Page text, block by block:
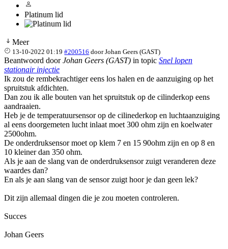
Platinum lid
Meer
13-10-2022 01:19 #200516 doorJohan Geers (GAST)
Beantwoord doorJohan Geers (GAST) in topic Snel lopen
stationair injectie
Ik zou de rembekrachtiger eens los halen en de aanzuiging op het
spruitstuk afdichten.
Dan zou ik alle bouten van het spruitstuk op de cilinderkop eens
aandraaien.
Heb je de temperatuursensor op de cilinederkop en luchtaanzuiging
al eens doorgemeten lucht inlaat moet 300 ohm zijn en koelwater
2500ohm.
De onderdruksensor moet op klem 7 en 15 90ohm zijn en op 8 en
10 kleiner dan 350 ohm.
Als je aan de slang van de onderdruksensor zuigt veranderen deze
waardes dan?
En als je aan slang van de sensor zuigt hoor je dan geen lek?
Dit zijn allemaal dingen die je zou moeten controleren.
Succes
Johan Geers